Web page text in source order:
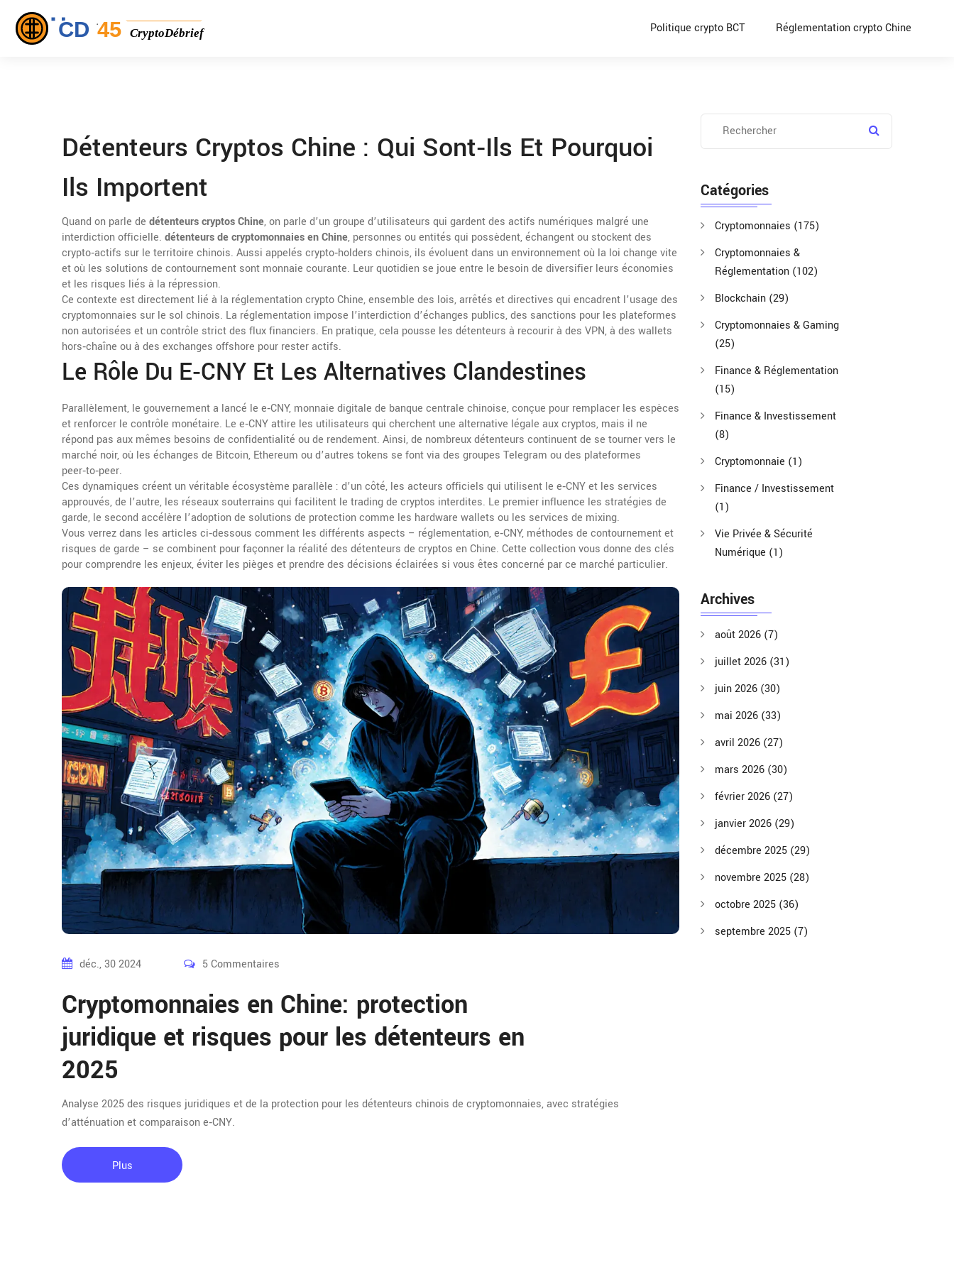
Politique crypto BCT Réglementation crypto Chine
Détenteurs Cryptos Chine : Qui Sont‑ils Et Pourquoi
Ils Importent
Quand on parle de détenteurs cryptos Chine, on parle d’un groupe d’utilisateurs qui gardent des actifs numériques malgré une
interdiction officielle. détenteurs de cryptomonnaies en Chine, personnes ou entités qui possèdent, échangent ou stockent des
crypto‑actifs sur le territoire chinois. Aussi appelés crypto‑holders chinois, ils évoluent dans un environnement où la loi change vite
et où les solutions de contournement sont monnaie courante. Leur quotidien se joue entre le besoin de diversifier leurs économies
et les risques liés à la répression.
Ce contexte est directement lié à la réglementation crypto Chine,ensemble des lois, arrêtés et directives qui encadrent l’usage des
cryptomonnaies sur le sol chinois. La réglementation impose l’interdiction d’échanges publics, des sanctions pour les plateformes
non autorisées et un contrôle strict des flux financiers. En pratique, cela pousse les détenteurs à recourir à des VPN, à des wallets
hors‑chaîne ou à des exchanges offshore pour rester actifs.
Le Rôle Du E‑CNY Et Les Alternatives Clandestines
Parallèlement, le gouvernement a lancé le e‑CNY, monnaie digitale de banque centrale chinoise, conçue pour remplacer les espèces
et renforcer le contrôle monétaire. Le e‑CNY attire les utilisateurs qui cherchent une alternative légale aux cryptos, mais il ne
répond pas aux mêmes besoins de confidentialité ou de rendement. Ainsi, de nombreux détenteurs continuent de se tourner vers le
marché noir, où les échanges de Bitcoin, Ethereum ou d’autres tokens se font via des groupes Telegram ou des plateformes
peer‑to‑peer.
Ces dynamiques créent un véritable écosystème parallèle : d’un côté, les acteurs officiels qui utilisent le e‑CNY et les services
approuvés, de l’autre, les réseaux souterrains qui facilitent le trading de cryptos interdites. Le premier influence les stratégies de
garde, le second accélère l’adoption de solutions de protection comme les hardware wallets ou les services de mixing.
Vous verrez dans les articles ci‑dessous comment les différents aspects – réglementation, e‑CNY, méthodes de contournement et
risques de garde – se combinent pour façonner la réalité des détenteurs de cryptos en Chine. Cette collection vous donne des clés
pour comprendre les enjeux, éviter les pièges et prendre des décisions éclairées si vous êtes concerné par ce marché particulier.
déc., 30 2024 5 Commentaires
Cryptomonnaies en Chine: protection
juridique et risques pour les détenteurs en
2025
Analyse 2025 des risques juridiques et de la protection pour les détenteurs chinois de cryptomonnaies, avec stratégies
d’atténuation et comparaison e‑CNY.
Plus
Catégories
Cryptomonnaies (175)
Cryptomonnaies &
Réglementation (102)
Blockchain (29)
Cryptomonnaies & Gaming
(25)
Finance & Réglementation
(15)
Finance & Investissement
(8)
Cryptomonnaie (1)
Finance / Investissement
(1)
Vie Privée & Sécurité
Numérique (1)
Archives
août 2026 (7)
juillet 2026 (31)
juin 2026 (30)
mai 2026 (33)
avril 2026 (27)
mars 2026 (30)
février 2026 (27)
janvier 2026 (29)
décembre 2025 (29)
novembre 2025 (28)
octobre 2025 (36)
septembre 2025 (7)